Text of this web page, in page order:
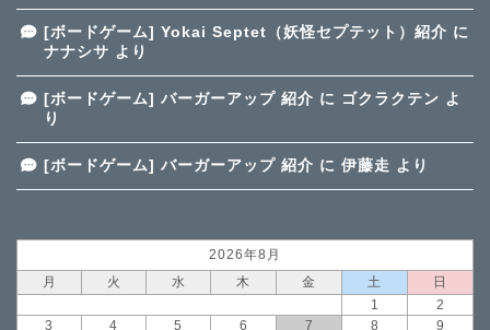
[ボードゲーム] Yokai Septet（妖怪セプテット）紹介 に
ナナシサ より
[ボードゲーム] バーガーアップ 紹介 に ゴクラクテン よ
り
[ボードゲーム] バーガーアップ 紹介 に 伊藤走 より
2026年8月
月
火 水 木 金 土
日
1
2
3
4 5 6 7 8 9